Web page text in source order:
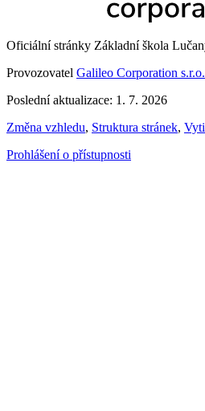
Oficiální stránky Základní škola
Provozovatel Galileo Corporation s.r.o.
Poslední aktualizace: 1. 7. 2026
Změna vzhledu, Struktura stránek,
Prohlášení o přístupnosti